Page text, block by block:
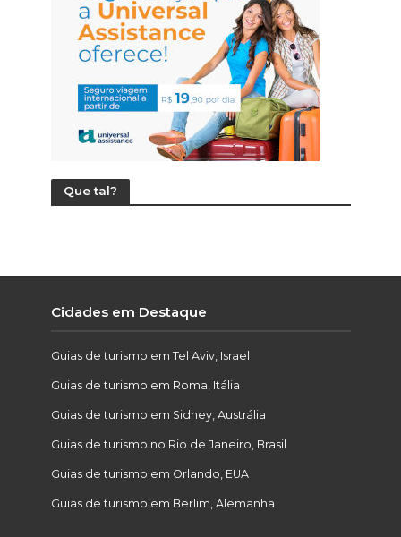
Que tal?
Cidades em Destaque
Guias de turismo em Tel Aviv, Israel
Guias de turismo em Roma, Itália
Guias de turismo em Sidney, Austrália
Guias de turismo no Rio de Janeiro, Brasil
Guias de turismo em Orlando, EUA
Guias de turismo em Berlim, Alemanha